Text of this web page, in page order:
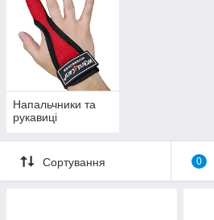
Напальчники та
рукавиці
Сортування 0